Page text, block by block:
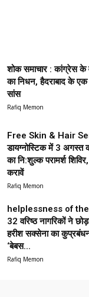
शोक समाचार : कांग्रेस के
का निधन, हैदराबाद के
सांस
Rafiq Memon
Free Skin & Hair
डायग्नोस्टिक में 3
का नि:शुल्क परामर्श
करावें
Rafiq Memon
helplessness of
32 वरिष्ठ नागरिकों ने
हरीश सक्सेना का
‘बेबस...
Rafiq Memon